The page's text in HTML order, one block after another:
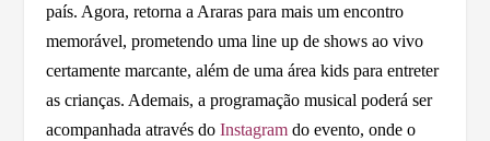
país. Agora, retorna a Araras para mais um encontro
memorável, prometendo uma line up de shows ao vivo
certamente marcante, além de uma área kids para entreter
as crianças. Ademais, a programação musical poderá ser
acompanhada através doInstagram do evento, onde o